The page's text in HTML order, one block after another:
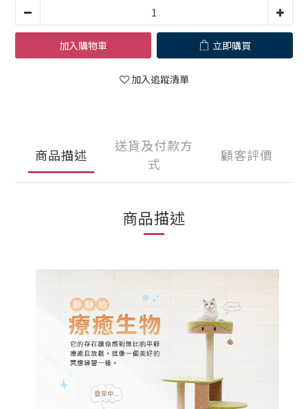
加入購物車 立即購買
加入追蹤清單
商品描述
送貨及付款方
式
顧客評價
商品描述